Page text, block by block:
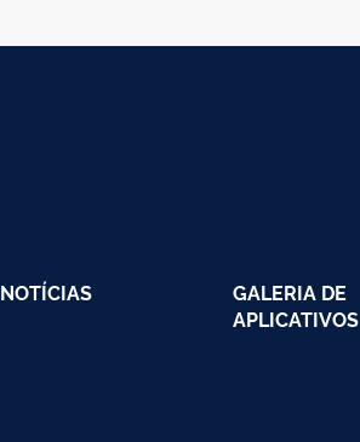
NOTÍCIAS
GALERIA DE
APLICATIVOS